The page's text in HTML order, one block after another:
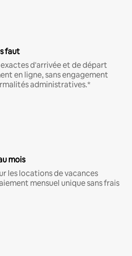
faut
d'arrivée et de départ
en ligne, sans engagement
administratives.*
mois
les locations de vacances
mensuel unique sans frais